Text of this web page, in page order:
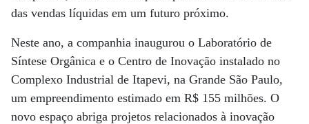
das vendas líquidas em um futuro próximo.
Neste ano, a companhia inaugurou o Laboratório de
Síntese Orgânica e o Centro de Inovação instalado no
Complexo Industrial de Itapevi, na Grande São Paulo,
um empreendimento estimado em R$ 155 milhões. O
novo espaço abriga projetos relacionados à inovação